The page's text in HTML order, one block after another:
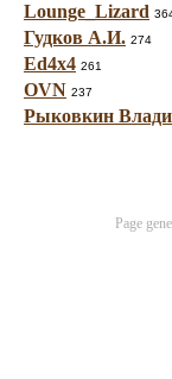
Lounge_Lizard
Гудков А.И. 274
Ed4x4 261
OVN 237
Рыковкин
Page